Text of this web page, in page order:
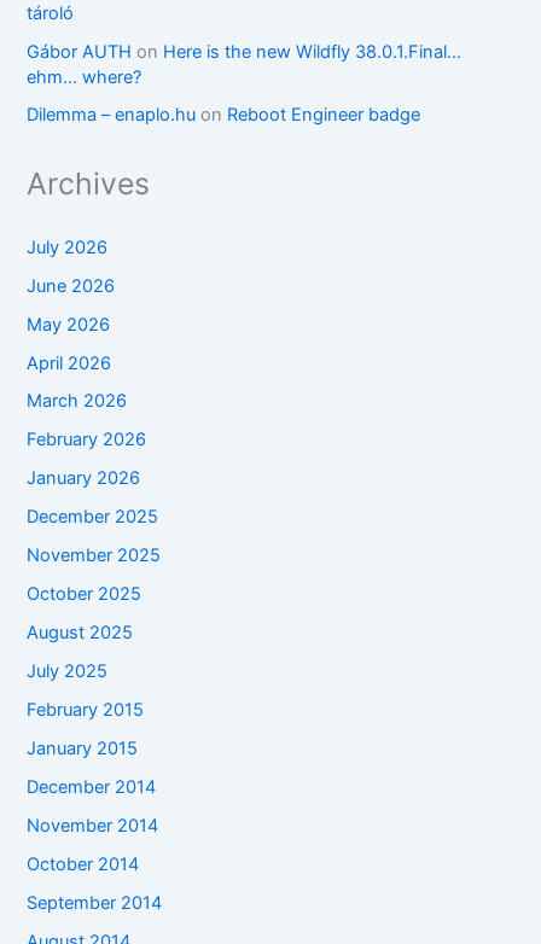
tároló
Gábor AUTH on Here is the new Wildfly 38.0.1.Final…
ehm… where?
Dilemma – enaplo.hu on Reboot Engineer badge
Archives
July 2026
June 2026
May 2026
April 2026
March 2026
February 2026
January 2026
December 2025
November 2025
October 2025
August 2025
July 2025
February 2015
January 2015
December 2014
November 2014
October 2014
September 2014